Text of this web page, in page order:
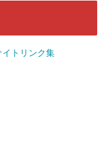
トリンク集